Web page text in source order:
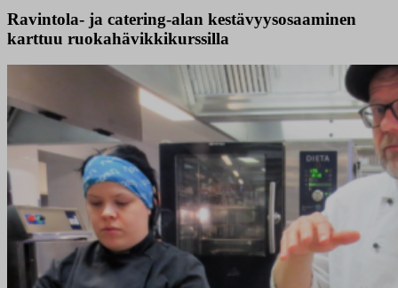
Ravintola- ja catering-alan kestävyysosaaminen
karttuu ruokahävikkikurssilla